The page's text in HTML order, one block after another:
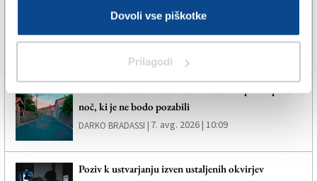
Dovoli vse piškotke
Prilagodi
Soča pri sotočju z Vipavo poponoma presahnila
DANJEL RADETIČ |7. avg. 2026 | 10:16
noč, ki je ne bodo pozabili
DARKO BRADASSI | 7. avg. 2026 | 10:09
Poziv k ustvarjanju izven ustaljenih okvirjev